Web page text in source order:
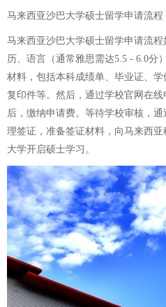
马来西亚沙巴大学硕士留学申请流程
马来西亚沙巴大学硕士留学申请流
历、语言（通常雅思需达5.5 - 6.0分
材料，包括本科成绩单、毕业证、
复印件等。然后，通过学校官网在
后，缴纳申请费。等待学校审核，
理签证，准备签证材料，向马来西
大学开启硕士学习。